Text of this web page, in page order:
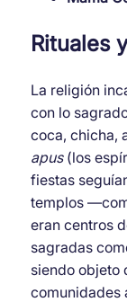
Rituales
La religión
con lo
coca, chicha,
apus(los
fiestas
templos
eran centros
sagradas
siendo objeto
comunidades